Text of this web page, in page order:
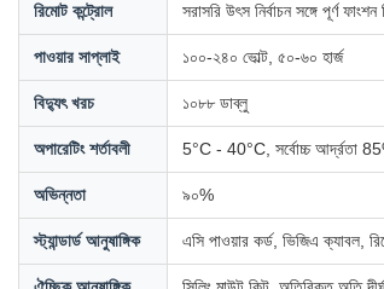
রিমোট কন্ট্রোল সরাসরি উৎস নির্বাচন সঙ্গে পূর্ণ ফাংশন
পাওয়ার সাপ্লাই ১০০-২৪০ ভোল্ট, ৫০-৬০ হার্জ
বিদ্যুৎ খরচ ১০৮৮ ডাব্লু
অপারেটিং শর্তাবলী 5°C - 40°C, সর্বোচ্চ আর্দ্রতা
অভিন্নতা ৯০%
স্ট্যান্ডার্ড আনুষাঙ্গিক এসি পাওয়ার কর্ড, ভিজিএ ক্যাবল,